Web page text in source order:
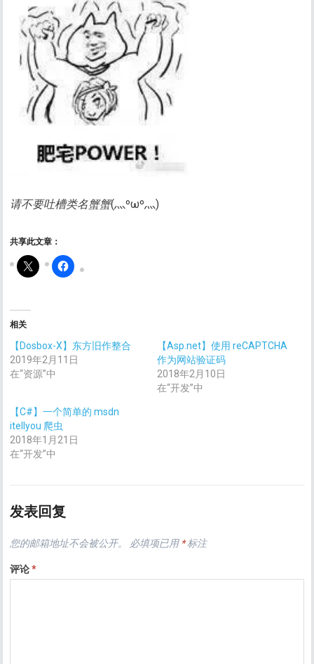
请不要吐槽类名蟹蟹(灬ºωº灬)
共享此文章：
相关
【Dosbox-X】东方旧作整合
2019年2月11日
在“资源”中
【Asp.net】使用 reCAPTCHA
作为网站验证码
2018年2月10日
在“开发”中
【C#】一个简单的 msdn
itellyou 爬虫
2018年1月21日
在“开发”中
发表回复
您的邮箱地址不会被公开。 必填项已用 *标注
评论*